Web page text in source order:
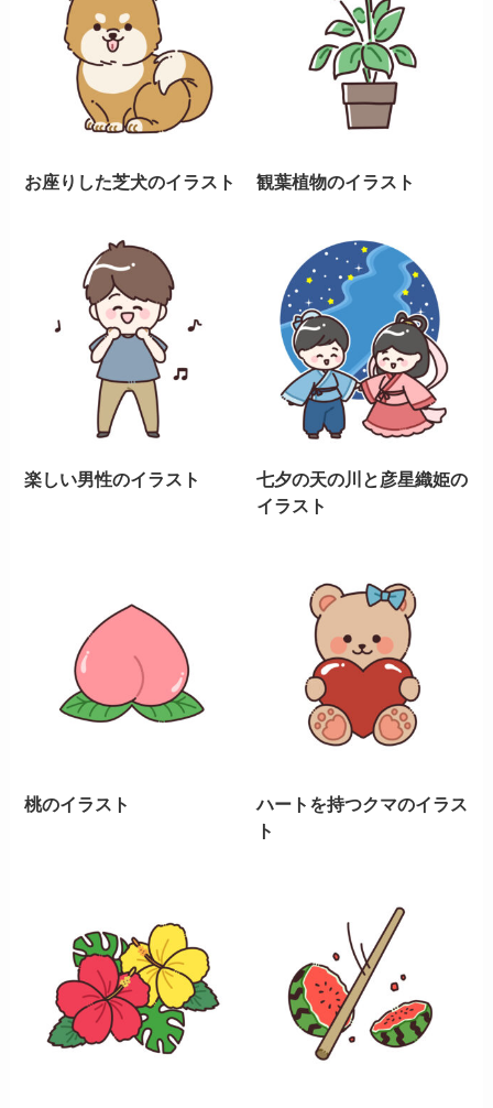
お座りした芝犬のイラスト 観葉植物のイラスト
楽しい男性のイラスト
七夕の天の川と彦星織姫の
イラスト
桃のイラスト
ハートを持つクマのイラス
ト